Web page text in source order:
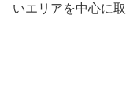
いエリアを中心に